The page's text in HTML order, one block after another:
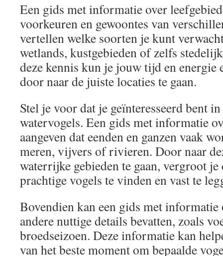
Een gids met informatie over
voorkeuren en gewoontes van
vertellen welke soorten je kunt
wetlands, kustgebieden of zelfs
deze kennis kun je jouw tijd en energie
door naar de juiste locaties te gaan.
Stel je voor dat je geïnteresseerd bent
watervogels. Een gids met informatie
aangeven dat eenden en ganzen vaak
meren, vijvers of rivieren. Door naar
waterrijke gebieden te gaan, vergroot je
prachtige vogels te vinden en vast te
Bovendien kan een gids met
andere nuttige details bevatten, zoals
broedseizoen. Deze informatie kan
van het beste moment om bepaalde